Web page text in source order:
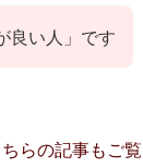
良い人」です
らの記事もご覧